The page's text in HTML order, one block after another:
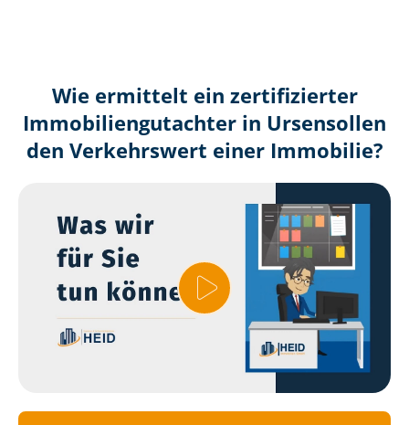
Wie ermittelt ein zertifizierter
Immobilien­gutachter in Ursensollen
den Verkehrswert einer Immobilie?